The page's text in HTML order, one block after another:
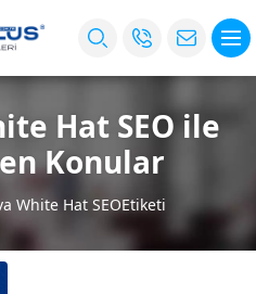
Hat SEO ile
Konular
White Hat SEOEtiketi